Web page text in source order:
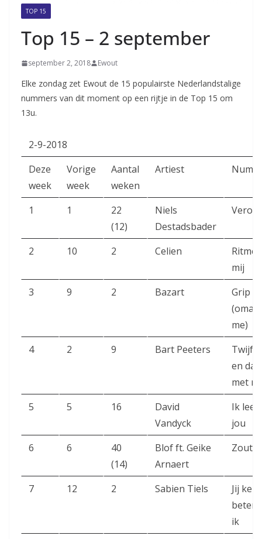
TOP 15
Top 15 – 2 september
september 2, 2018 Ewout
Elke zondag zet Ewout de 15 populairste Nederlandstalige
nummers van dit moment op een rijtje in de Top 15 om
13u.
2-9-2018
Deze
week
Vorige
week
Aantal
weken
Artiest
1 1
22
(12)
Niels
Destadsbader
2 10 2 Celien
Ritme
mij
3
9 2 Bazart
Grip
me)
4
2 9 Bart Peeters
en
met
5
5 16
David
Vandyck
Ik leef
jou
6
6
40
(14)
Blof ft. Geike
Arnaert
7 12 2 Sabien Tiels
Jij
beter
ik